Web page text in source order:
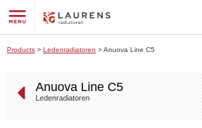
Products > Ledenradiatoren >Anuova Line C5
Anuova Line C5
Ledenradiatoren